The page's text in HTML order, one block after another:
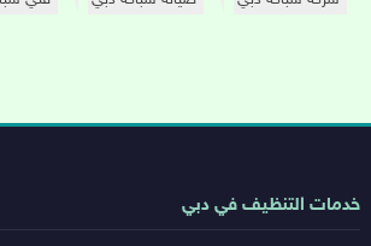
روابط
خدمات التنظيف في دبي